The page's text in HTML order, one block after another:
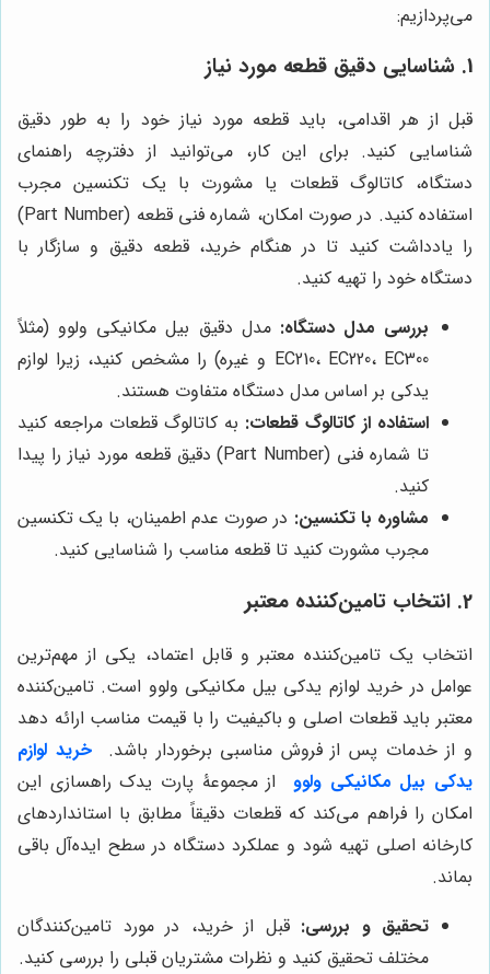
می‌پردازیم:
1. شناسایی دقیق قطعه مورد نیاز
قبل از هر اقدامی، باید قطعه مورد نیاز خود را به طور دقیق
شناسایی کنید. برای این کار، می‌توانید از دفترچه راهنمای
دستگاه، کاتالوگ قطعات یا مشورت با یک تکنسین مجرب
استفاده کنید. در صورت امکان، شماره فنی قطعه (Part Number)
را یادداشت کنید تا در هنگام خرید، قطعه دقیق و سازگار با
دستگاه خود را تهیه کنید.
بررسی مدل دستگاه: مدل دقیق بیل مکانیکی ولوو (مثلاً
EC210، EC220، EC300 و غیره) را مشخص کنید، زیرا لوازم
یدکی بر اساس مدل دستگاه متفاوت هستند.
استفاده از کاتالوگ قطعات: به کاتالوگ قطعات مراجعه کنید
تا شماره فنی (Part Number) دقیق قطعه مورد نیاز را پیدا
کنید.
مشاوره با تکنسین: در صورت عدم اطمینان، با یک تکنسین
مجرب مشورت کنید تا قطعه مناسب را شناسایی کنید.
2. انتخاب تامین‌کننده معتبر
انتخاب یک تامین‌کننده معتبر و قابل اعتماد، یکی از مهم‌ترین
عوامل در خرید لوازم یدکی بیل مکانیکی ولوو است. تامین‌کننده
معتبر باید قطعات اصلی و باکیفیت را با قیمت مناسب ارائه دهد
و از خدمات پس از فروش مناسبی برخوردار باشد.
خرید لوازم
یدکی بیل مکانیکی ولوو
از مجموعۀ پارت یدک راهسازی این
امکان را فراهم می‌کند که قطعات دقیقاً مطابق با استانداردهای
کارخانه اصلی تهیه شود و عملکرد دستگاه در سطح ایده‌آل باقی
بماند.
تحقیق و بررسی: قبل از خرید، در مورد تامین‌کنندگان
مختلف تحقیق کنید و نظرات مشتریان قبلی را بررسی کنید.